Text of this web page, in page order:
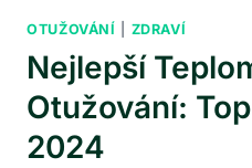
OTUŽOVÁNÍ ZDRAVÍ
Nejlepší
Otužování:
2024